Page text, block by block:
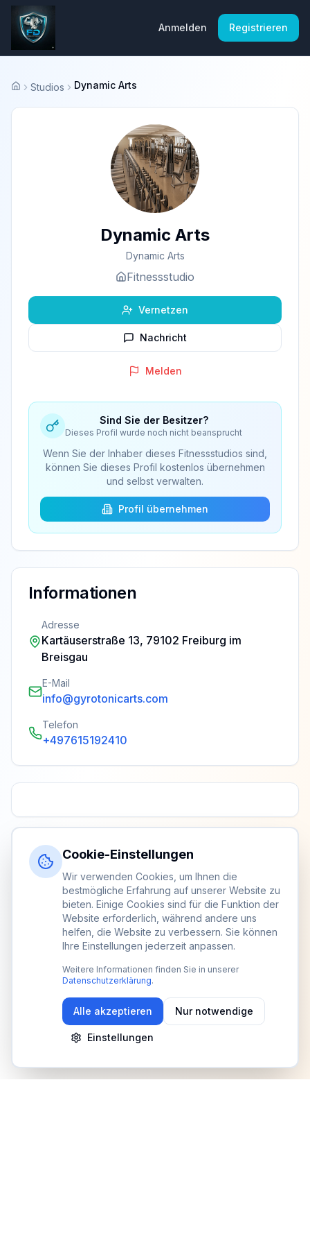
Anmelden Registrieren
Startseite
Studios Dynamic Arts
Dynamic Arts
Dynamic Arts
Fitnessstudio
Vernetzen
Nachricht
Melden
Sind Sie der Besitzer?
Dieses Profil wurde noch nicht beansprucht
Wenn Sie der Inhaber dieses Fitnessstudios sind,
können Sie dieses Profil kostenlos übernehmen
und selbst verwalten.
Profil übernehmen
Informationen
Adresse
Kartäuserstraße 13, 79102 Freiburg im
Breisgau
E-Mail
info@gyrotonicarts.com
Telefon
+497615192410
Cookie-Einstellungen
Wir verwenden Cookies, um Ihnen die
bestmögliche Erfahrung auf unserer Website zu
bieten. Einige Cookies sind für die Funktion der
Website erforderlich, während andere uns
helfen, die Website zu verbessern. Sie können
Ihre Einstellungen jederzeit anpassen.
Weitere Informationen finden Sie in unserer
Datenschutzerklärung.
Alle akzeptieren Nur notwendige
Einstellungen